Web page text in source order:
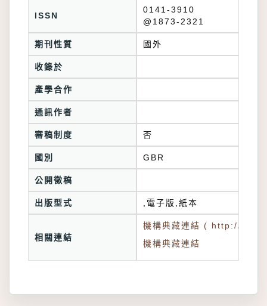
ISSN
0141-3910
@1873-2321
期刊性質 國外
收錄於
產學合作
通訊作者
審稿制度 否
國別 GBR
公開徵稿
出版型式 ,電子版,紙本
相關連結
機構典藏連結 ( http://
機構典藏連結